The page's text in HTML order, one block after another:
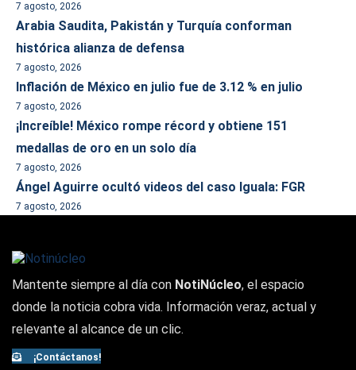
7 agosto, 2026
Arabia Saudita, Pakistán y Turquía conforman
histórica alianza de defensa
7 agosto, 2026
Inflación de México en julio fue de 3.12 % en julio
7 agosto, 2026
¡Increíble! México rompe récord y obtiene 151
medallas de oro en un solo día
7 agosto, 2026
Ángel Aguirre ocultó videos del caso Iguala: FGR
7 agosto, 2026
Mantente siempre al día con NotiNúcleo, el espacio
donde la noticia cobra vida. Información veraz, actual y
relevante al alcance de un clic.
¡Contáctanos!